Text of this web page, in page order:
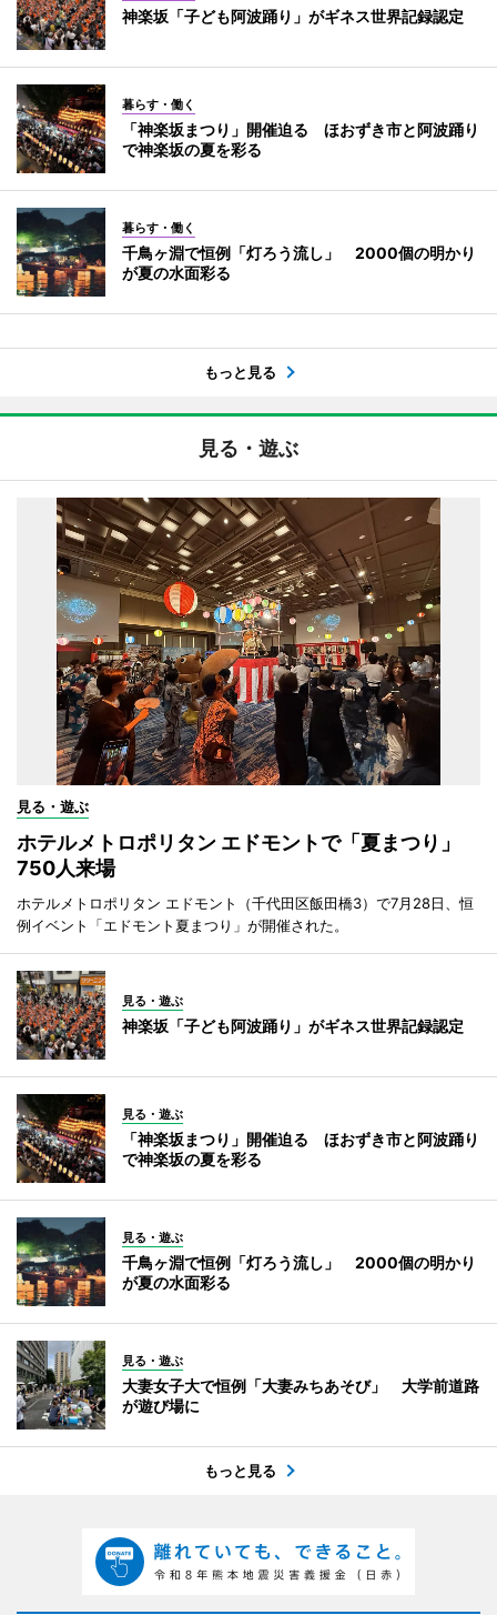
神楽坂「子ども阿波踊り」がギネス世界記録認定
暮らす・働く
「神楽坂まつり」開催迫る ほおずき市と阿波踊り
で神楽坂の夏を彩る
暮らす・働く
千鳥ヶ淵で恒例「灯ろう流し」 2000個の明かり
が夏の水面彩る
もっと見る
見る・遊ぶ
見る・遊ぶ
ホテルメトロポリタン エドモントで「夏まつり」
750人来場
ホテルメトロポリタン エドモント（千代田区飯田橋3）で7月28日、恒
例イベント「エドモント夏まつり」が開催された。
見る・遊ぶ
神楽坂「子ども阿波踊り」がギネス世界記録認定
見る・遊ぶ
「神楽坂まつり」開催迫る ほおずき市と阿波踊り
で神楽坂の夏を彩る
見る・遊ぶ
千鳥ヶ淵で恒例「灯ろう流し」 2000個の明かり
が夏の水面彩る
見る・遊ぶ
大妻女子大で恒例「大妻みちあそび」 大学前道路
が遊び場に
もっと見る